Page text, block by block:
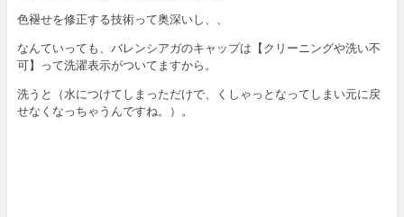
色褪せを修正する技術って奥深いし、、
なんていっても、バレンシアガのキャップは【クリーニングや洗い不
可】って洗濯表示がついてますから。
洗うと（水につけてしまっただけで、くしゃっとなってしまい元に戻
せなくなっちゃうんですね。）。